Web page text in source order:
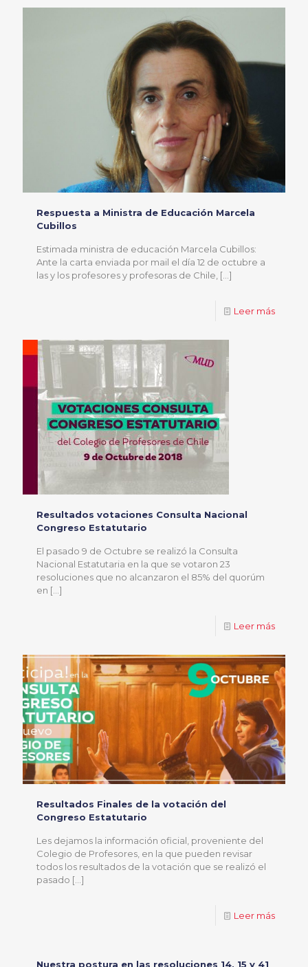
Respuesta a Ministra de Educación Marcela
Cubillos
Estimada ministra de educación Marcela Cubillos:
Ante la carta enviada por mail el día 12 de octubre a
las y los profesores y profesoras de Chile, […]
Leer más
Resultados votaciones Consulta Nacional
Congreso Estatutario
El pasado 9 de Octubre se realizó la Consulta
Nacional Estatutaria en la que se votaron 23
resoluciones que no alcanzaron el 85% del quorúm
en […]
Leer más
Resultados Finales de la votación del
Congreso Estatutario
Les dejamos la información oficial, proveniente del
Colegio de Profesores, en la que pueden revisar
todos los resultados de la votación que se realizó el
pasado […]
Leer más
Nuestra postura en las resoluciones 14, 15 y 41